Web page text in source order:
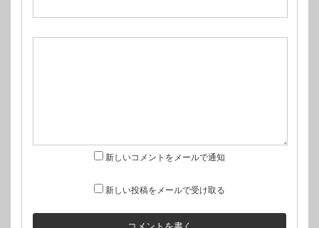
新しいコメントをメールで通知
新しい投稿をメールで受け取る